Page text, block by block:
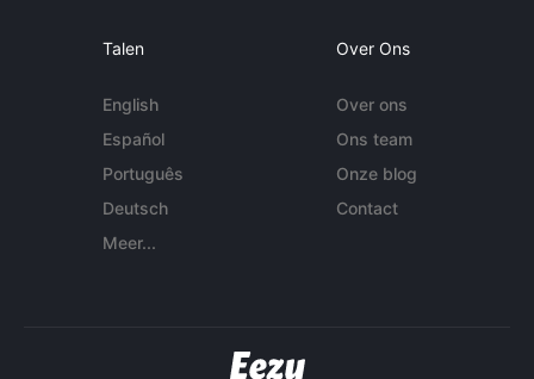
Talen
English
Español
Português
Deutsch
Meer...
Over Ons
Over ons
Ons team
Onze blog
Contact